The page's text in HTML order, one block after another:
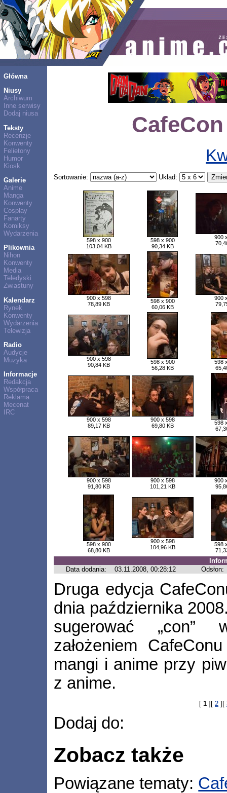
Główna
Niusy
Archiwum
Inne serwisy
Dodaj niusa
Teksty
Recenzje
Konwenty
Felietony
Humor
Kiosk
Galerie
Anime
Manga
Konwenty
Cosplay
Fanarty
Komiksy
Wydarzenia
Plikownia
Nihon
Konwenty
Media
Teledyski
Zwiastuny
Kalendarz
Rynek
Konwenty
Wydarzenia
Telewizja
Radio
Audycje
Muzyka
Informacje
Redakcja
Współpraca
Reklama
Mecenat
IRC
Sortowanie: Układ:
598 x 900
103,04 KB
598 x 900
90,34 KB
900
900 x 598
78,89 KB
598 x 900
60,06 KB
900
900 x 598
90,84 KB
598 x 900
56,28 KB
598
900 x 598
89,17 KB
900 x 598
69,80 KB
598
900 x 598
91,80 KB
900 x 598
101,21 KB
900
598 x 900
68,80 KB
900 x 598
104,96 KB
598
Data dodania:
03.11.2008, 00:28:12 Odsłon:
Druga edycja
dnia października
sugerować „con”
założeniem
mangi i anime przy
z anime.
[ 1 ][ 2 ][
Dodaj do:
Zobacz także
Powiązane tematy: